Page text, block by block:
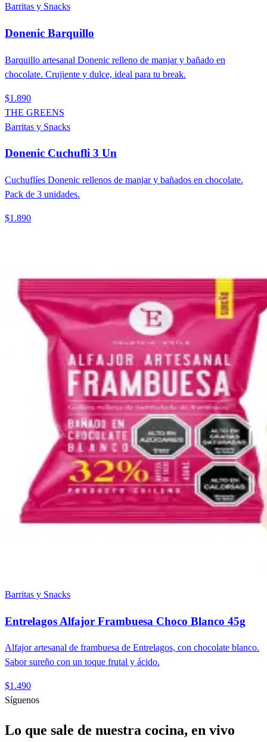
Barritas y Snacks
Donenic Barquillo
Barquillo artesanal Donenic relleno de manjar y bañado en
chocolate. Crujiente y dulce, ideal para tu break.
$1.890
THE GREENS
Barritas y Snacks
Donenic Cuchufli 3 Un
Cuchuflíes Donenic rellenos de manjar y bañados en chocolate.
Pack de 3 unidades.
$1.890
Barritas y Snacks
Entrelagos Alfajor Frambuesa Choco Blanco 45g
Alfajor artesanal de frambuesa de Entrelagos, con chocolate blanco.
Sabor sureño con un toque frutal y ácido.
$1.490
Síguenos
Lo que sale de nuestra cocina, en vivo